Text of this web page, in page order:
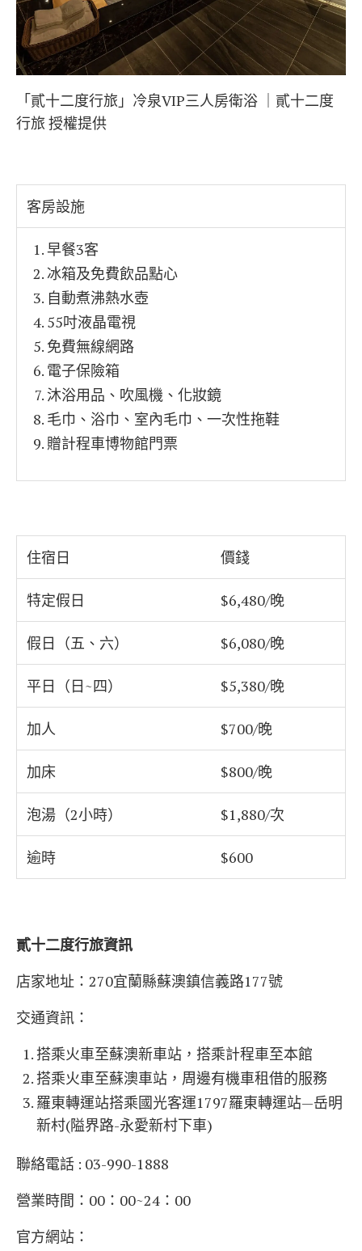
「貳十二度行旅」冷泉VIP三人房衛浴 ｜貳十二度
行旅 授權提供
客房設施
早餐3客
冰箱及免費飲品點心
自動煮沸熱水壺
55吋液晶電視
免費無線網路
電子保險箱
沐浴用品、吹風機、化妝鏡
毛巾、浴巾、室內毛巾、一次性拖鞋
贈計程車博物館門票
住宿日 價錢
特定假日 $6,480/晚
假日（五、六） $6,080/晚
平日（日~四） $5,380/晚
加人 $700/晚
加床 $800/晚
泡湯（2小時） $1,880/次
逾時 $600
貳十二度行旅資訊
店家地址：270宜蘭縣蘇澳鎮信義路177號
交通資訊：
搭乘火車至蘇澳新車站，搭乘計程車至本館
搭乘火車至蘇澳車站，周邊有機車租借的服務
羅東轉運站搭乘國光客運1797羅東轉運站—岳明
新村(隘界路-永愛新村下車)
聯絡電話 : 03-990-1888
營業時間：00：00~24：00
官方網站：